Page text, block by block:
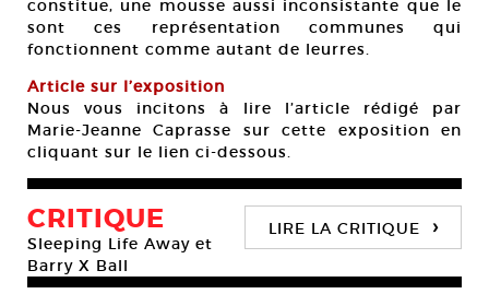
constitue, une mousse aussi inconsistante que le
sont ces représentation communes qui
fonctionnent comme autant de leurres.
Article sur l’exposition
Nous vous incitons à lire l’article rédigé par
Marie-Jeanne Caprasse sur cette exposition en
cliquant sur le lien ci-dessous.
CRITIQUE
Sleeping Life Away et
Barry X Ball
LIRE LA CRITIQUE ›